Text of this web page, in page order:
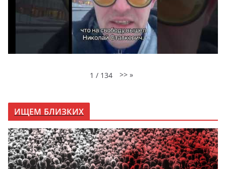
1 / 134 >> »
ИЩЕМ БЛИЗКИХ